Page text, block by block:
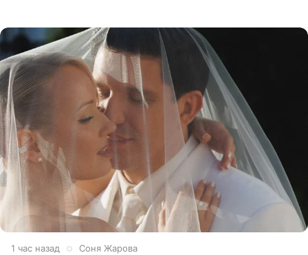
1 час назад Соня Жарова